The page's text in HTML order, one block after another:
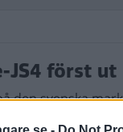
JS4 först ut
den svenska